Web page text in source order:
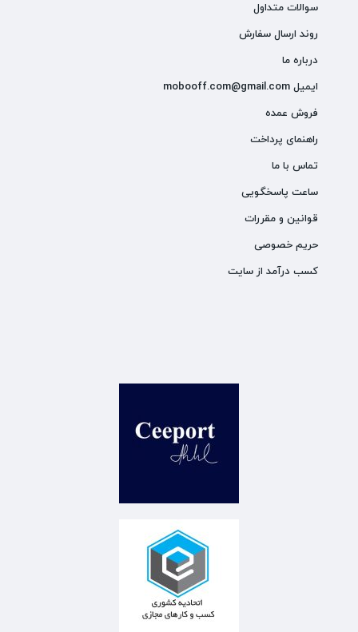
سوالات متداول
روند ارسال سفارش
درباره ما
ایمیل mobooff.com@gmail.com
فروش عمده
راهنمای پرداخت
تماس با ما
ساعت پاسخگویی
قوانین و مقررات
حریم خصوصی
کسب درآمد از سایت